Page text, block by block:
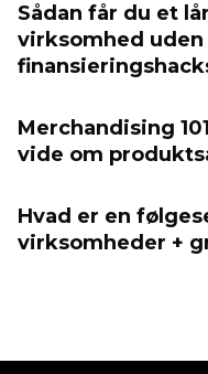
Sådan får du et
virksomhed
Merchandising
vide om
Hvad er en
virksomheder +